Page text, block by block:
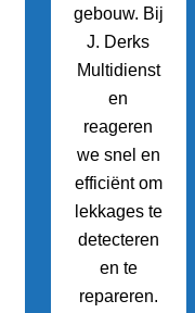
gebouw. Bij
J. Derks
Multidienst
en
reageren
we snel en
efficiënt om
lekkages te
detecteren
en te
repareren.